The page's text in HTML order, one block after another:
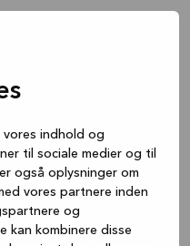
indhold og
til sociale medier og til
også oplysninger om
vores partnere inden
og
kan kombinere disse